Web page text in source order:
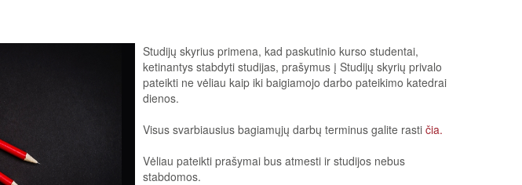
Studijų skyrius primena, kad paskutinio kurso studentai,
ketinantys stabdyti studijas, prašymus į Studijų skyrių privalo
pateikti ne vėliau kaip iki baigiamojo darbo pateikimo katedrai
dienos.
Visus svarbiausius bagiamųjų darbų terminus galite rasti čia.
Vėliau pateikti prašymai bus atmesti ir studijos nebus
stabdomos.